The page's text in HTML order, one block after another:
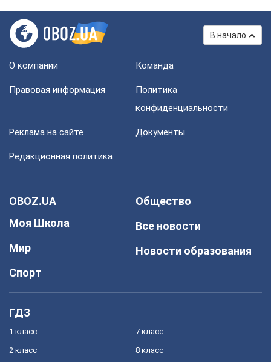
В начало
О компании Команда
Правовая информация
Политика
конфиденциальности
Реклама на сайте Документы
Редакционная политика
OBOZ.UA
Моя Школа
Мир
Спорт
Общество
Все новости
Новости образования
ГДЗ
1 класс
2 класс
7 класс
8 класс